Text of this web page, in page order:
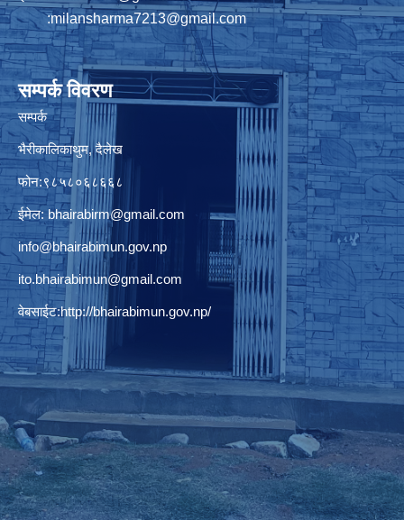
:milansharma7213@gmail.com
सम्पर्क विवरण
सम्पर्क
भैरीकालिकाथुम, दैलेख
फोन:९८५८०६८६६८
ईमेल: bhairabirm@gmail.com
info@bhairabimun.gov.np
ito.bhairabimun@gmail.com
वेबसाईट:http://bhairabimun.gov.np/